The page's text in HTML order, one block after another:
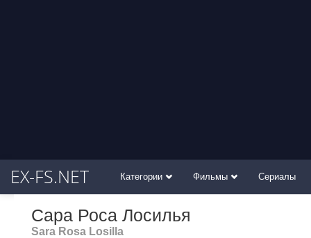
EX-FS.NET Категории Фильмы Сериалы
Сара Роса Лосилья
Sara Rosa Losilla